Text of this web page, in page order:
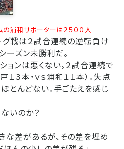
浦和サポーターは２５００人
グ戦は２試合連続の逆転負け
ーズン未勝利だ。
ョンは悪くない。２試合連続で
１３本・ｖｓ浦和１１本）。失点
とんどない。手ごたえを感じ
いのか？
な差があるが、その差を埋め